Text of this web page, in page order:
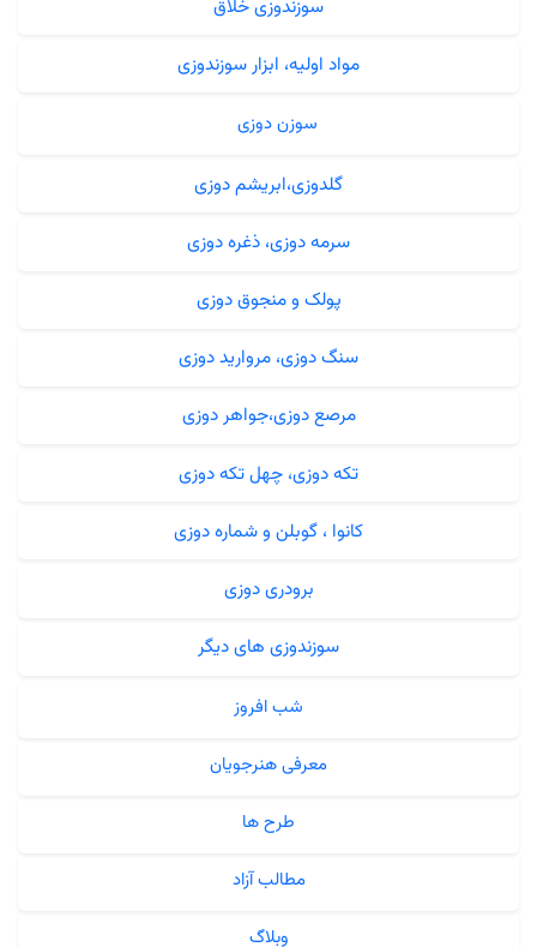
سوزندوزی خلاق
مواد اولیه، ابزار سوزندوزی
سوزن دوزی
گلدوزی،ابریشم دوزی
سرمه دوزی، ذغره دوزی
پولک و منجوق دوزی
سنگ دوزی، مروارید دوزی
مرصع دوزی،جواهر دوزی
تکه دوزی، چهل تکه دوزی
کانوا ، گوبلن و شماره دوزی
برودری دوزی
سوزندوزی های دیگر
شب افروز
معرفی هنرجویان
طرح ها
مطالب آزاد
وبلاگ